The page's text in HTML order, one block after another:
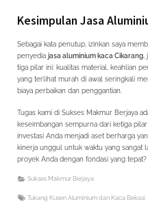
Kesimpulan Jasa
Sebagai kata penutup, izinkan saya
penyedia jasa aluminium kaca Cikarang
tiga pilar ini: kualitas material, keahlian
yang terlihat murah di awal seringkali
biaya perbaikan dan penggantian.
Tugas kami di Sukses Makmur Berjaya
keseimbangan sempurna dari ketiga
investasi Anda menjadi aset berharga
kinerja unggul untuk waktu yang sangat
proyek Anda dengan fondasi yang tepat?
Sukses Makmur Berjaya
Tags:
Tukang Kusen Aluminium dan Kaca Bekasi